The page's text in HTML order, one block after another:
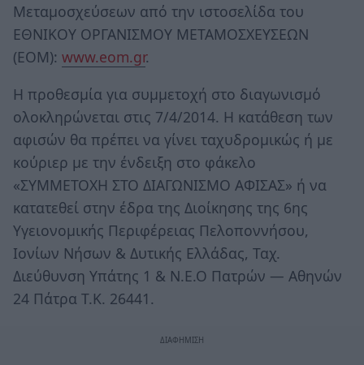
Μεταμοσχεύσεων από την ιστοσελίδα του
ΕΘΝΙΚΟΥ ΟΡΓΑΝΙΣΜΟΥ ΜΕΤΑΜΟΣΧΕΥΣΕΩΝ
(ΕΟΜ): www.eοm.gr.
Η προθεσμία για συμμετοχή στο διαγωνισμό
ολοκληρώνεται στις 7/4/2014. Η κατάθεση των
αφισών θα πρέπει να γίνει ταχυδρομικώς ή με
κούριερ με την ένδειξη στο φάκελο
«ΣΥΜΜΕΤΟΧΗ ΣΤΟ ΔΙΑΓΩΝΙΣΜΟ ΑΦΙΣΑΣ» ή να
κατατεθεί στην έδρα της Διοίκησης της 6ης
Υγειονομικής Περιφέρειας Πελοποννήσου,
Ιονίων Νήσων & Δυτικής Ελλάδας, Ταχ.
Διεύθυνση Υπάτης 1 & Ν.Ε.Ο Πατρών — Αθηνών
24 Πάτρα Τ.Κ. 26441.